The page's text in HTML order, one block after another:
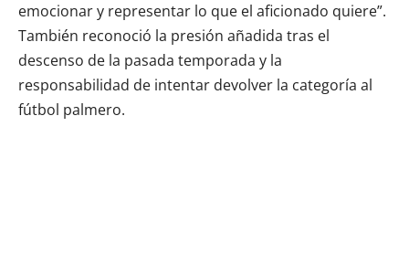
emocionar y representar lo que el aficionado quiere”.
También reconoció la presión añadida tras el
descenso de la pasada temporada y la
responsabilidad de intentar devolver la categoría al
fútbol palmero.